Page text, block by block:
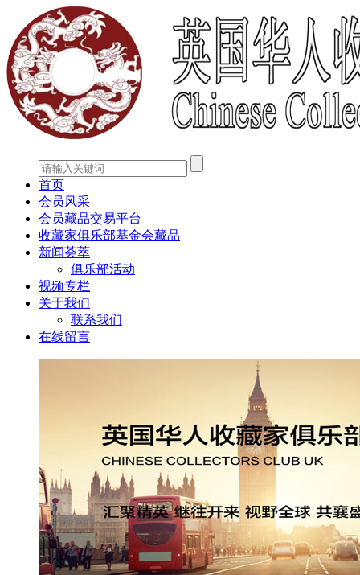
首页
会员风采
会员藏品交易平台
收藏家俱乐部基金会藏品
新闻荟萃
俱乐部活动
视频专栏
关于我们
联系我们
在线留言